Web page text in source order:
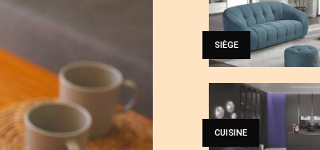
SIÈGE
CUISINE